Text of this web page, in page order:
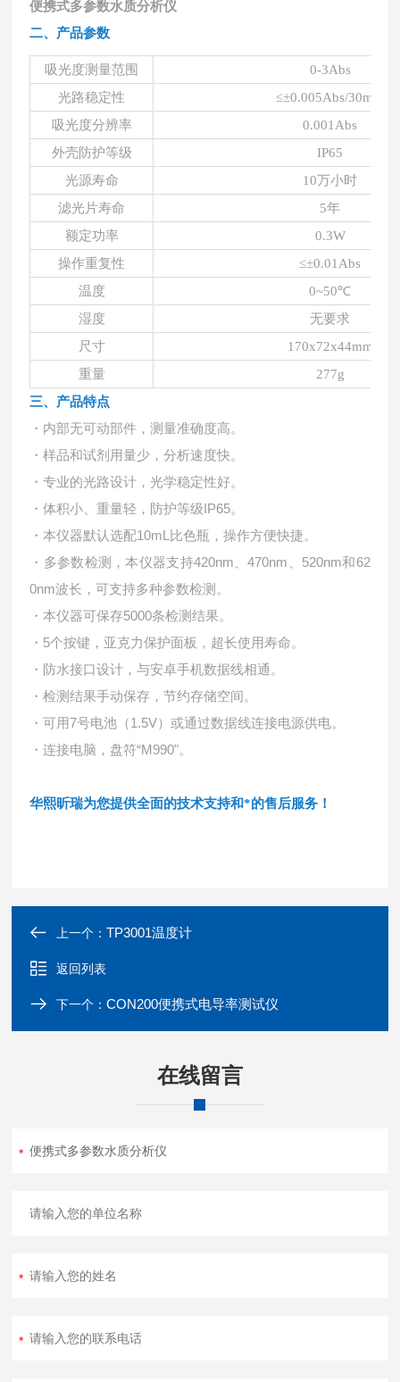
便携式多参数水质分析仪
二、 产品参数
吸光度测量范围
0-3Abs
光路稳定性
≤±0.005Abs/30min
吸光度分辨率
0.001Abs
外壳防护等级
IP65
光源寿命
10万小时
滤光片寿命
5年
额定功率
0.3W
操作重复性
≤±0.01Abs
温度
0~50℃
湿度
无要求
尺寸
170x72x44mm
重量
277g
三、产品特点
・内部无可动部件，测量准确度高。
・样品和试剂用量少，分析速度快。
・专业的光路设计，光学稳定性好。
・体积小、重量轻，防护等级IP65。
・本仪器默认选配10mL比色瓶，操作方便快捷。
・多参数检测，本仪器支持420nm、470nm、520nm和62
0nm波长，可支持多种参数检测。
・本仪器可保存5000条检测结果。
・5个按键，亚克力保护面板，超长使用寿命。
・防水接口设计，与安卓手机数据线相通。
・检测结果手动保存，节约存储空间。
・可用7号电池（1.5V）或通过数据线连接电源供电。
・连接电脑，盘符“M990"。
华熙昕瑞为您提供全面的技术支持和*的售后服务！
上一个：TP3001温度计
返回列表
下一个：CON200便携式电导率测试仪
在线留言